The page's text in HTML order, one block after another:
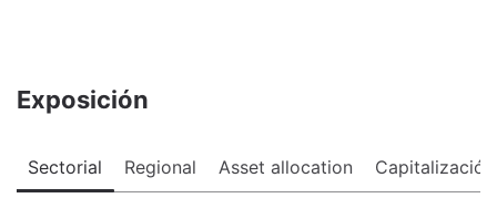
Exposición
Sectorial Regional Asset allocation Capitalización